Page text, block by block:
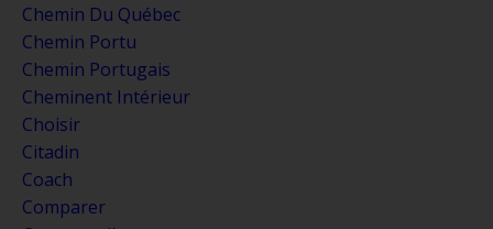
Chemin Du Québec
Chemin Portu
Chemin Portugais
Cheminent Intérieur
Choisir
Citadin
Coach
Comparer